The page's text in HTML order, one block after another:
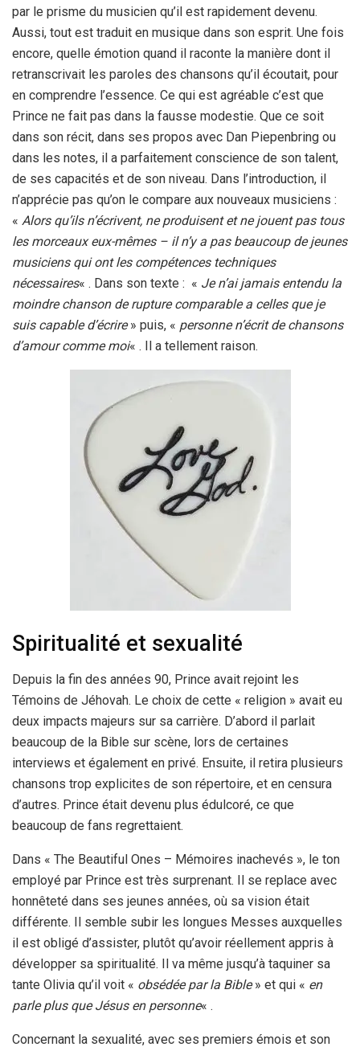
par le prisme du musicien qu’il est rapidement devenu.
Aussi, tout est traduit en musique dans son esprit. Une fois
encore, quelle émotion quand il raconte la manière dont il
retranscrivait les paroles des chansons qu’il écoutait, pour
en comprendre l’essence. Ce qui est agréable c’est que
Prince ne fait pas dans la fausse modestie. Que ce soit
dans son récit, dans ses propos avec Dan Piepenbring ou
dans les notes, il a parfaitement conscience de son talent,
de ses capacités et de son niveau. Dans l’introduction, il
n’apprécie pas qu’on le compare aux nouveaux musiciens :
« Alors qu’ils n’écrivent, ne produisent et ne jouent pas tous
les morceaux eux-mêmes – il n’y a pas beaucoup de jeunes
musiciens qui ont les compétences techniques
nécessaires« . Dans son texte : « Je n’ai jamais entendu la
moindre chanson de rupture comparable a celles que je
suis capable d’écrire» puis, « personne n’écrit de chansons
d’amour comme moi« . Il a tellement raison.
Spiritualité et sexualité
Depuis la fin des années 90, Prince avait rejoint les
Témoins de Jéhovah. Le choix de cette « religion » avait eu
deux impacts majeurs sur sa carrière. D’abord il parlait
beaucoup de la Bible sur scène, lors de certaines
interviews et également en privé. Ensuite, il retira plusieurs
chansons trop explicites de son répertoire, et en censura
d’autres. Prince était devenu plus édulcoré, ce que
beaucoup de fans regrettaient.
Dans « The Beautiful Ones – Mémoires inachevés », le ton
employé par Prince est très surprenant. Il se replace avec
honnêteté dans ses jeunes années, où sa vision était
différente. Il semble subir les longues Messes auxquelles
il est obligé d’assister, plutôt qu’avoir réellement appris à
développer sa spiritualité. Il va même jusqu’à taquiner sa
tante Olivia qu’il voit « obsédée par la Bible» et qui « en
parle plus que Jésus en personne« .
Concernant la sexualité, avec ses premiers émois et son